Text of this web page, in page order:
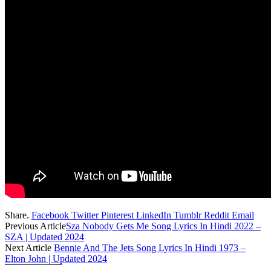
Share. Facebook Twitter Pinterest LinkedIn Tumblr Reddit Email
Previous ArticleSza Nobody Gets Me Song Lyrics In Hindi 2022 –
SZA | Updated 2024
Next Article Bennie And The Jets Song Lyrics In Hindi 1973 –
Elton John | Updated 2024